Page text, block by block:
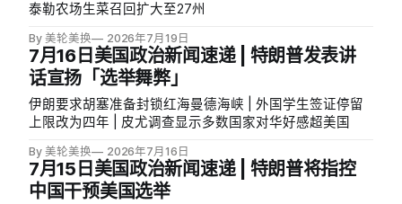
泰勒农场生菜召回扩大至27州
By 美轮美换 2026年7月19日
7月16日美国政治新闻速递 | 特朗普发表讲
话宣扬「选举舞弊」
伊朗要求胡塞准备封锁红海曼德海峡 | 外国学生签证停留
上限改为四年 | 皮尤调查显示多数国家对华好感超美国
By 美轮美换 2026年7月16日
7月15日美国政治新闻速递 | 特朗普将指控
中国干预美国选举